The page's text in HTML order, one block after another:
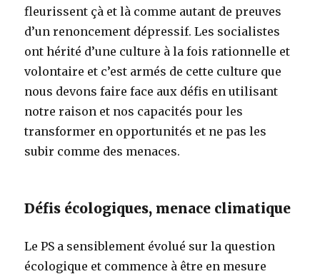
fleurissent çà et là comme autant de preuves
d’un renoncement dépressif. Les socialistes
ont hérité d’une culture à la fois rationnelle et
volontaire et c’est armés de cette culture que
nous devons faire face aux défis en utilisant
notre raison et nos capacités pour les
transformer en opportunités et ne pas les
subir comme des menaces.
Défis écologiques, menace climatique
Le PS a sensiblement évolué sur la question
écologique et commence à être en mesure